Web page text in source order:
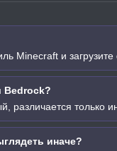
Minecraft и
Bedrock?
различается только
иначе?